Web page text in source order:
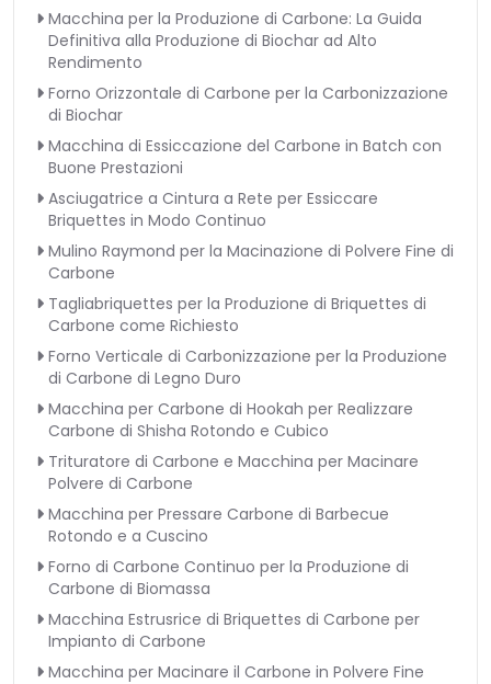
Macchina per la Produzione di Carbone: La Guida
Definitiva alla Produzione di Biochar ad Alto
Rendimento
Forno Orizzontale di Carbone per la Carbonizzazione
di Biochar
Macchina di Essiccazione del Carbone in Batch con
Buone Prestazioni
Asciugatrice a Cintura a Rete per Essiccare
Briquettes in Modo Continuo
Mulino Raymond per la Macinazione di Polvere Fine di
Carbone
Tagliabriquettes per la Produzione di Briquettes di
Carbone come Richiesto
Forno Verticale di Carbonizzazione per la Produzione
di Carbone di Legno Duro
Macchina per Carbone di Hookah per Realizzare
Carbone di Shisha Rotondo e Cubico
Trituratore di Carbone e Macchina per Macinare
Polvere di Carbone
Macchina per Pressare Carbone di Barbecue
Rotondo e a Cuscino
Forno di Carbone Continuo per la Produzione di
Carbone di Biomassa
Macchina Estrusrice di Briquettes di Carbone per
Impianto di Carbone
Macchina per Macinare il Carbone in Polvere Fine